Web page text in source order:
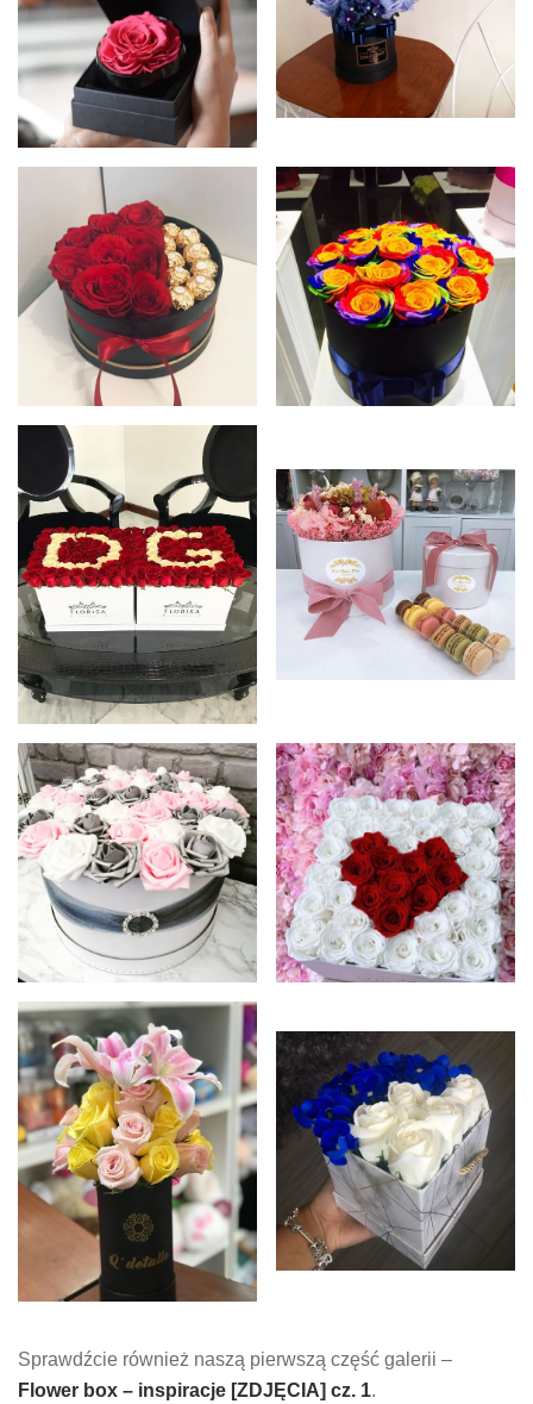
Sprawdźcie również naszą pierwszą część galerii –
Flower box – inspiracje [ZDJĘCIA] cz. 1.